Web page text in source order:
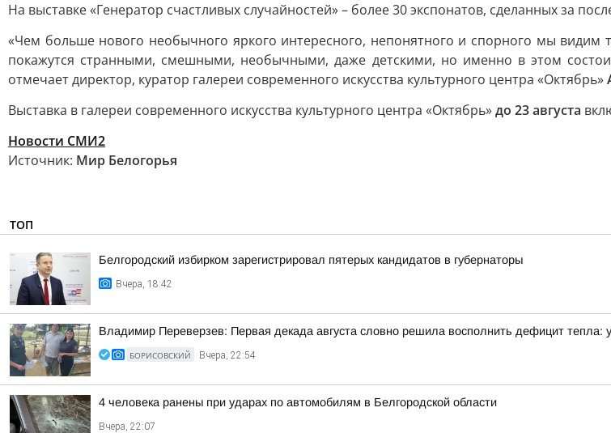
На выставке «Генератор счастливых случайностей» – более 30 экспонатов, сделанных за
«Чем больше нового необычного яркого интересного, непонятного и спорного мы
покажутся странными, смешными, необычными, даже детскими, но именно в этом
отмечает директор, куратор галереи современного искусства культурного центра «Октябрь»
Выставка в галереи современного искусства культурного центра «Октябрь»до 23 августа
Новости СМИ2
Источник: Мир Белогорья
ТОП
Белгородский избирком зарегистрировал пятерых кандидатов в губернаторы
Вчера, 18:42
Владимир Переверзев: Первая декада августа словно решила восполнить дефицит
БОРИСОВСКИЙ Вчера, 22:54
4 человека ранены при ударах по автомобилям в Белгородской области
Вчера, 22:07